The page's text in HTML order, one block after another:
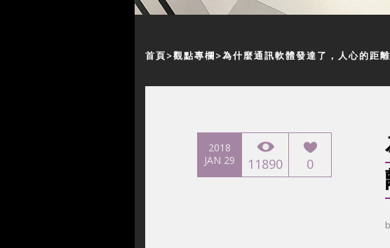
首頁 觀點專欄 為什麼通訊軟體發達了，人心的距
2018
JAN 29
11890 0